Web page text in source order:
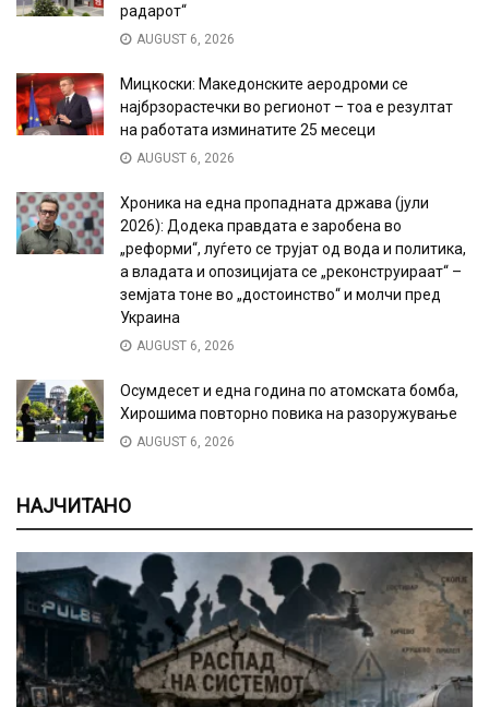
радарот“
AUGUST 6, 2026
Мицкоски: Македонските аеродроми се
најбрзорастечки во регионот – тоа е резултат
на работата изминатите 25 месеци
AUGUST 6, 2026
Хроника на една пропадната држава (јули
2026): Додека правдата е заробена во
„реформи“, луѓето се трујат од вода и политика,
а владата и опозицијата се „реконструираат“ –
земјата тоне во „достоинство“ и молчи пред
Украина
AUGUST 6, 2026
Осумдесет и една година по атомската бомба,
Хирошима повторно повика на разоружување
AUGUST 6, 2026
НАЈЧИТАНО